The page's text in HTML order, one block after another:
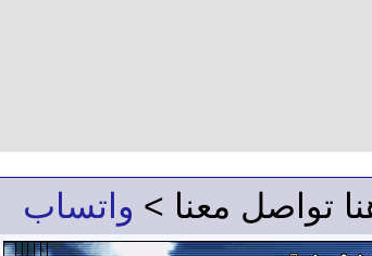
تواصل معنا > واتساب